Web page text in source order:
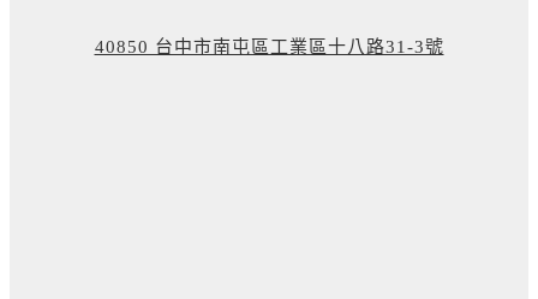
40850 台中市南屯區工業區十八路31-3號